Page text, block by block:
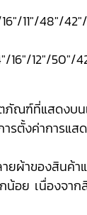
11"/48"/42"/
12"/50"/
ณฑ์ที่แสดงบน
รตั้งค่าการแส
องสินค้าแต่
น้อย เนื่องจา